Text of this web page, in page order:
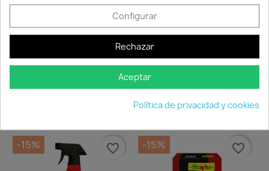
Quedan:
00 08 07 53
Azufre
7,62 €
Quedan:
00 08 07 53
Triple Acción Ecológico...
10,84 €
-15% favorite_border -15% favorite_border
Configurar
Rechazar
Aceptar
Política de privacidad y cookies